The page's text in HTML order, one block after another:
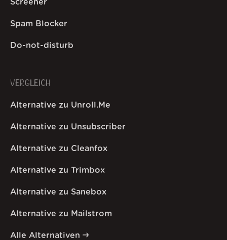
Screener
Spam Blocker
Do-not-disturb
VERGLEICH
Alternative zu Unroll.Me
Alternative zu Unsubscriber
Alternative zu Cleanfox
Alternative zu Trimbox
Alternative zu Sanebox
Alternative zu Mailstrom
Alle Alternativen